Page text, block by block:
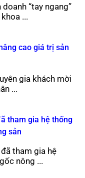
“tay ngang”
...
cao giá trị sản
gia khách mời
...
tham gia hệ thống
sản
tham gia hệ
nông ...